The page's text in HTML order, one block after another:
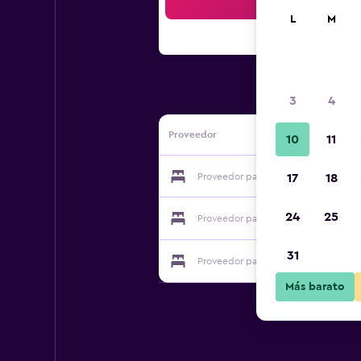
Proveedor
Proveedor para Grand Hotel Semey
Proveedor para Grand Hotel Semey
Proveedor para Grand Hotel Semey
L M
3 4
10 11
17 18
24 25
31
Más barato